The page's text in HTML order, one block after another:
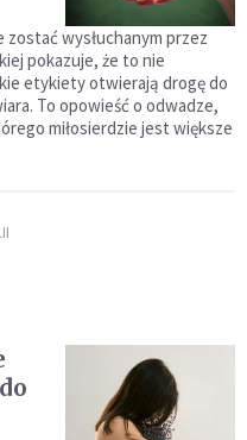
zostać wysłuchanym przez
pokazuje, że to nie
etykiety otwierają drogę do
To opowieść o odwadze,
miłosierdzie jest większe